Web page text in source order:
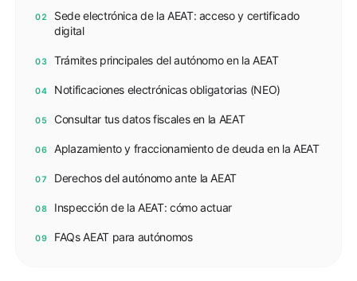
02
Sede electrónica de la AEAT: acceso y certificado
digital
03 Trámites principales del autónomo en la AEAT
04 Notificaciones electrónicas obligatorias (NEO)
05 Consultar tus datos fiscales en la AEAT
06 Aplazamiento y fraccionamiento de deuda en la AEAT
07 Derechos del autónomo ante la AEAT
08 Inspección de la AEAT: cómo actuar
09 FAQs AEAT para autónomos